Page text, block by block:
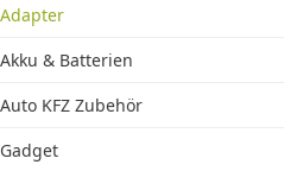
Adapter
Akku & Batterien
Auto KFZ Zubehör
Gadget